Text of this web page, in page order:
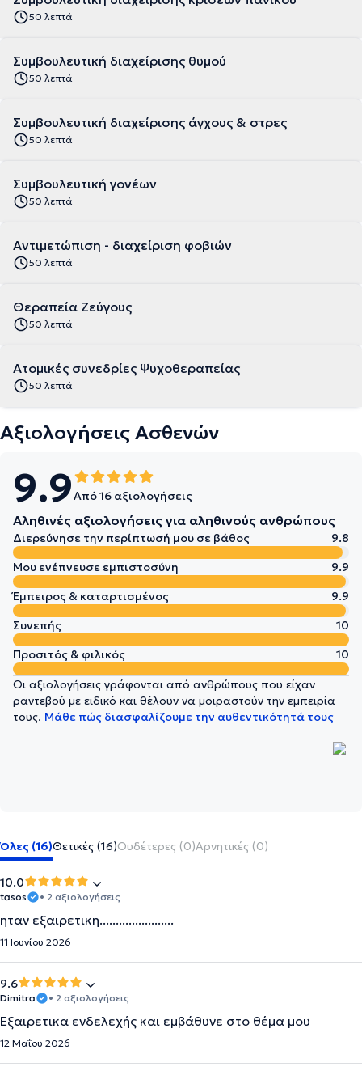
50 λεπτά
Συμβουλευτική διαχείρισης θυμού
50 λεπτά
Συμβουλευτική διαχείρισης άγχους & στρες
50 λεπτά
Συμβουλευτική γονέων
50 λεπτά
Αντιμετώπιση - διαχείριση φοβιών
50 λεπτά
Θεραπεία Ζεύγους
50 λεπτά
Ατομικές συνεδρίες Ψυχοθεραπείας
50 λεπτά
Αξιολογήσεις Ασθενών
9.9Από 16 αξιολογήσεις
Αληθινές αξιολογήσεις για αληθινούς ανθρώπους
Διερεύνησε την περίπτωσή μου σε βάθος
9.8
Μου ενέπνευσε εμπιστοσύνη
9.9
Έμπειρος & καταρτισμένος
9.9
Συνεπής
10
Προσιτός & φιλικός
10
Οι αξιολογήσεις γράφονται από ανθρώπους που είχαν
ραντεβού με ειδικό και θέλουν να μοιραστούν την εμπειρία
τους. Μάθε πώς διασφαλίζουμε την αυθεντικότητά τους
Όλες (16)Θετικές (16)Ουδέτερες (0)Αρνητικές (0)
10.0
tasos • 2 αξιολογήσεις
ηταν εξαιρετικη.......................
11 Ιουνίου 2026
9.6
Dimitra • 2 αξιολογήσεις
Εξαιρετικα ενδελεχής και εμβάθυνε στο θέμα μου
12 Μαΐου 2026